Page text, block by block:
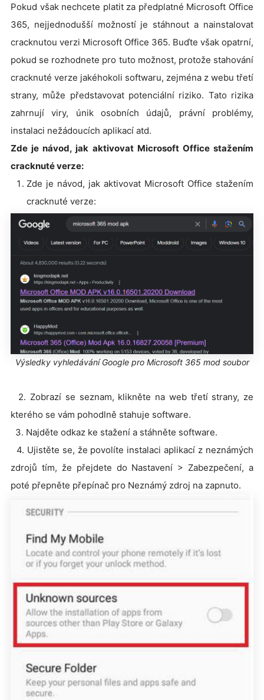
Pokud však nechcete platit za předplatné Microsoft Office
365, nejjednodušší možností je stáhnout a nainstalovat
cracknutou verzi Microsoft Office 365. Buďte však opatrní,
pokud se rozhodnete pro tuto možnost, protože stahování
cracknuté verze jakéhokoli softwaru, zejména z webu třetí
strany, může představovat potenciální riziko. Tato rizika
zahrnují viry, únik osobních údajů, právní problémy,
instalaci nežádoucích aplikací atd.
Zde je návod, jak aktivovat Microsoft Office stažením
cracknuté verze:
Zde je návod, jak aktivovat Microsoft Office stažením
cracknuté verze:
Výsledky vyhledávání Google pro Microsoft 365 mod soubor
2. Zobrazí se seznam, klikněte na web třetí strany, ze
kterého se vám pohodlně stahuje software.
3. Najděte odkaz ke stažení a stáhněte software.
4. Ujistěte se, že povolíte instalaci aplikací z neznámých
zdrojů tím, že přejdete do Nastavení > Zabezpečení, a
poté přepněte přepínač pro Neznámý zdroj na zapnuto.